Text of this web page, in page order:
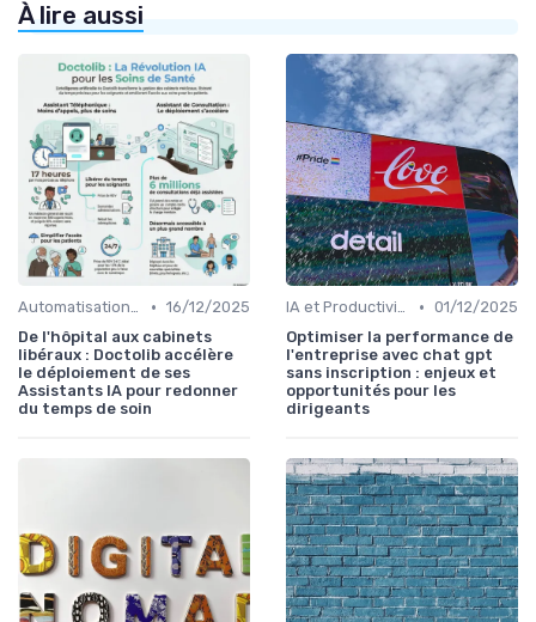
À lire aussi
Automatisation des tâches par IA • 16/12/2025
De l'hôpital aux cabinets
libéraux : Doctolib accélère
le déploiement de ses
Assistants IA pour redonner
du temps de soin
IA et Productivité • 01/12/2025
Optimiser la performance de
l'entreprise avec chat gpt
sans inscription : enjeux et
opportunités pour les
dirigeants